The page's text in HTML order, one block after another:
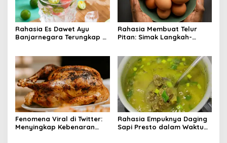
Rahasia Es Dawet Ayu
Banjarnegara Terungkap di
Rahasia Membuat Telur
Pitan: Simak Langkah-
Fenomena Viral di Twitter:
Menyingkap Kebenaran
Rahasia Empuknya Daging
Sapi Presto dalam Waktu